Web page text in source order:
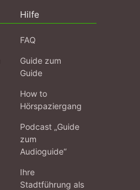
Hilfe
FAQ
Guide zum
Guide
How to
Hörspaziergang
Podcast „Guide
zum
Audioguide“
Ihre
Stadtführung als